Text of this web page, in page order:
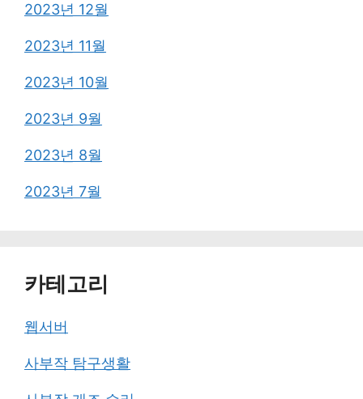
2023년 12월
2023년 11월
2023년 10월
2023년 9월
2023년 8월
2023년 7월
카테고리
웹서버
사부작 탐구생활